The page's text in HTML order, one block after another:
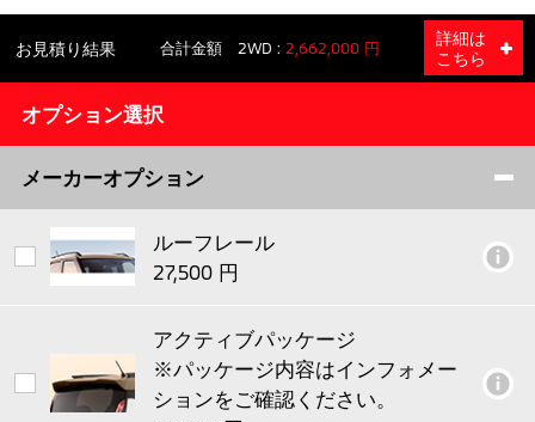
お見積り結果 合計金額 2WD
詳細は
こちら
オプション選択
メーカーオプション
ルーフレール
アクティブパッケージ
※パッケージ内容はインフォメー
ションをご確認ください。